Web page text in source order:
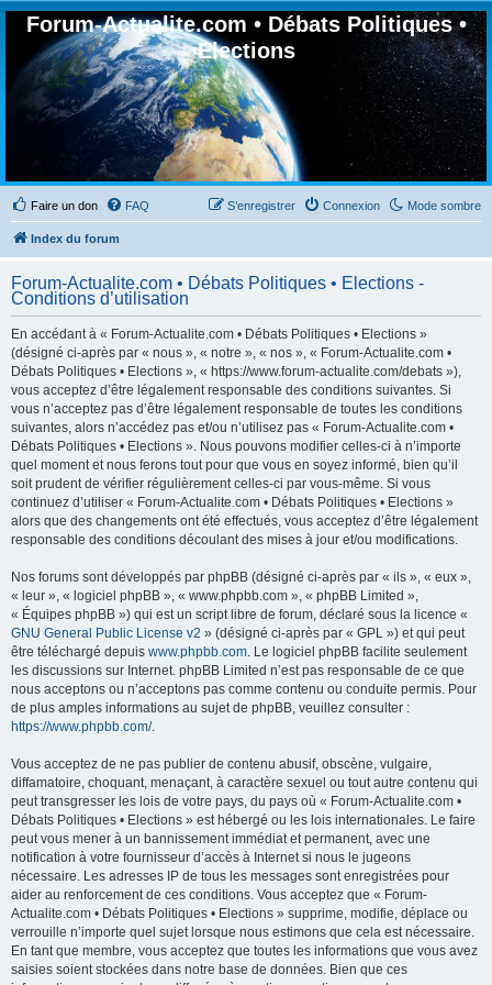
Forum-Actualite.com • Débats Politiques •
Elections
Faire un don Mode sombre
FAQ Connexion
S’enregistrer
Index du forum
Forum-Actualite.com • Débats Politiques • Elections -
Conditions d’utilisation
En accédant à « Forum-Actualite.com • Débats Politiques • Elections »
(désigné ci-après par « nous », « notre », « nos », « Forum-Actualite.com •
Débats Politiques • Elections », « https://www.forum-actualite.com/debats »),
vous acceptez d’être légalement responsable des conditions suivantes. Si
vous n’acceptez pas d’être légalement responsable de toutes les conditions
suivantes, alors n’accédez pas et/ou n’utilisez pas « Forum-Actualite.com •
Débats Politiques • Elections ». Nous pouvons modifier celles-ci à n’importe
quel moment et nous ferons tout pour que vous en soyez informé, bien qu’il
soit prudent de vérifier régulièrement celles-ci par vous-même. Si vous
continuez d’utiliser « Forum-Actualite.com • Débats Politiques • Elections »
alors que des changements ont été effectués, vous acceptez d’être légalement
responsable des conditions découlant des mises à jour et/ou modifications.
Nos forums sont développés par phpBB (désigné ci-après par « ils », « eux »,
« leur », « logiciel phpBB », « www.phpbb.com », « phpBB Limited »,
« Équipes phpBB ») qui est un script libre de forum, déclaré sous la licence «
GNU General Public License v2 » (désigné ci-après par « GPL ») et qui peut
être téléchargé depuis www.phpbb.com. Le logiciel phpBB facilite seulement
les discussions sur Internet. phpBB Limited n’est pas responsable de ce que
nous acceptons ou n’acceptons pas comme contenu ou conduite permis. Pour
de plus amples informations au sujet de phpBB, veuillez consulter :
https://www.phpbb.com/.
Vous acceptez de ne pas publier de contenu abusif, obscène, vulgaire,
diffamatoire, choquant, menaçant, à caractère sexuel ou tout autre contenu qui
peut transgresser les lois de votre pays, du pays où « Forum-Actualite.com •
Débats Politiques • Elections » est hébergé ou les lois internationales. Le faire
peut vous mener à un bannissement immédiat et permanent, avec une
notification à votre fournisseur d’accès à Internet si nous le jugeons
nécessaire. Les adresses IP de tous les messages sont enregistrées pour
aider au renforcement de ces conditions. Vous acceptez que « Forum-
Actualite.com • Débats Politiques • Elections » supprime, modifie, déplace ou
verrouille n’importe quel sujet lorsque nous estimons que cela est nécessaire.
En tant que membre, vous acceptez que toutes les informations que vous avez
saisies soient stockées dans notre base de données. Bien que ces